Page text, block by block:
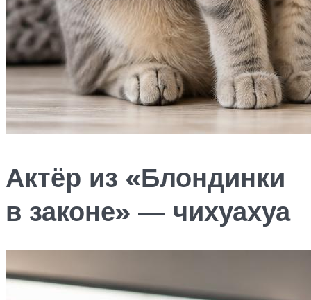
Актёр из «Блондинки
в законе» — чихуахуа